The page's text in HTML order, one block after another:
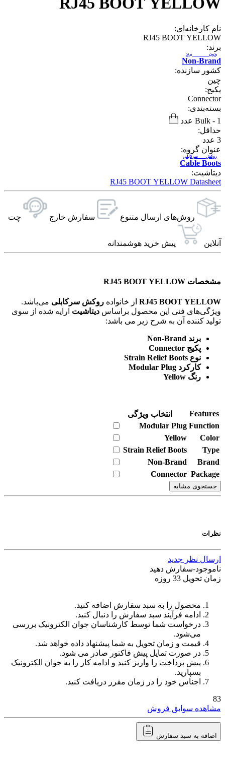
نام کارخانه‌ای:
RJ45 BOOT YELLOW
برند:
Non-Brand
بدون برند
کشور سازنده:
چین
پکیج:
Connector
بسته‌بندی:
Bulk - 1 عدد
حداقل:
3 عدد
عنوان گروه:
Cable Boots
روکش سرکابلی
دیتاشیت:
RJ45 BOOT YELLOW Datasheet
روش‌های ارسال‌ متنوع سفارش خارج چت
آنلاین پیش خرید هوشمندانه
مشخصات RJ45 BOOT YELLOW
RJ45 BOOT YELLOW از خانواده روکش سرکابلی می‌باشد.
ویژگی‌های فنی این محصول براساس دیتاشیت ارایه شده از سوی
تولید کننده آن به شرح زیر می باشد:
برند Non-Brand
پکیج Connector
نوع Strain Relief Boots
کارکرد Modular Plug
رنگ Yellow
Features
انتخاب ویژگی
Function
Modular Plug
Color
Yellow
Type
Strain Relief Boots
Brand
Non-Brand
Package
Connector
جستجوی مشابه
نظرات
ارسال نظر جدید
ناموجود-سفارش دهید
زمان تحویل 33 روزه
محصول را به سبد سفارش اضافه کنید.
ادامه فرآیند سبد سفارش را دنبال کنید.
درخواست شما توسط کارشناسان جوان الکترونیک بررسی
می‌شود.
قیمت و زمان تحویل به شما پیشنهاد داده خواهد شد.
در صورت تمایل پیش فاکتور صادر می شود.
پیش پرداخت را واریز کنید و ادامه کار را به جوان الکترونیک
بسپارید.
اجناس خود را در زمان مقرر دریافت کنید.
83
مشاهده سوابق فروش
اضافه به سبد سفارش